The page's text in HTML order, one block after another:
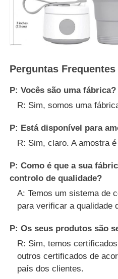
Perguntas Frequentes
P: Vocês são uma fábrica?
R: Sim, somos uma
P: Está disponível para
R: Sim, claro. A amostra
P: Como é que a sua
controlo de qualidade?
A: Temos um sistema de
para verificar a qualidade
P: Os seus produtos são
R: Sim, temos
outros certificados de
país dos clientes.